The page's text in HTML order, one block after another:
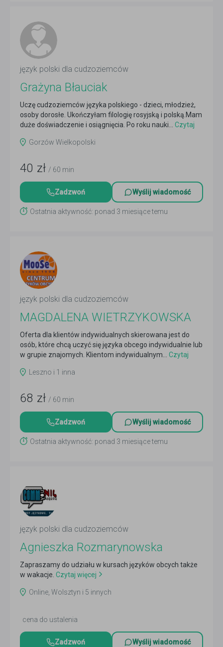
język polski dla cudzoziemców
Grażyna Błauciak
Uczę cudzoziemców języka polskiego - dzieci, młodzież,
osoby dorosłe. Ukończyłam filologię rosyjską i polską.Mam
duże doświadczenie i osiągnięcia. Po roku nauki... Czytaj
Gorzów Wielkopolski
40 zł / 60 min
Zadzwoń Wyślij wiadomość
Ostatnia aktywność: ponad 3 miesiące temu
język polski dla cudzoziemców
MAGDALENA WIETRZYKOWSKA
Oferta dla klientów indywidualnych skierowana jest do
osób, które chcą uczyć się języka obcego indywidualnie lub
w grupie znajomych. Klientom indywidualnym... Czytaj
Leszno i 1 inna
68 zł / 60 min
Zadzwoń Wyślij wiadomość
Ostatnia aktywność: ponad 3 miesiące temu
język polski dla cudzoziemców
Agnieszka Rozmarynowska
Zapraszamy do udziału w kursach języków obcych także
w wakacje. Czytaj więcej
Online, Wolsztyn i 5 innych
cena do ustalenia
Zadzwoń Wyślij wiadomość